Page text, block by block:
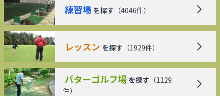
練習場 を探す （4046件）
レッスン を探す （1929件）
パターゴルフ場 を探す （1129
件）